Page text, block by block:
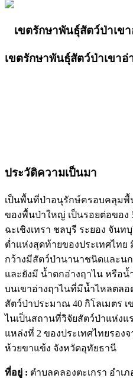
เขตรักษาพันธุ์สัตว์ป่าเข
เขตรักษาพันธุ์สัตว์ป่าเขาอ่
ประวัติความเป็นมา
เป็นพื้นที่ป่าอนุรักษ์ครอบคลุมพื้น
ของพื้นป่าใหญ่ เป็นรอยต่อของ
ฉะเชิงเทรา ชลบุรี ระยอง จันท
ต่ำแห่งสุดท้ายของประเทศไท
กว้างมีสัตว์ป่านานาชนิดและน
และยังมี น้ำตกอ่างฤาไน หรือ
บนเขาอ่างฤาไนที่มีน้ำไหลตล
สัตว์ป่าประมาณ 40 กิโลเมตร
ไนเป็นสถานที่วิจัยสัตว์ป่าแห่ง
แหล่งที่ 2 ของประเทศไทยรอง
ห้วยขาแข้ง จังหวัดอุทัยธานี
ที่อยู่ : ตำบลคลองตะเกรา อำเ